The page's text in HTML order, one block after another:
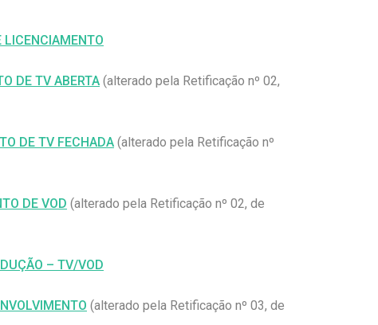
LICENCIAMENTO
DE TV ABERTA (alterado pela Retificação nº 02,
DE TV FECHADA (alterado pela Retificação nº
DE VOD (alterado pela Retificação nº 02, de
– TV/VOD
(alterado pela Retificação nº 03, de